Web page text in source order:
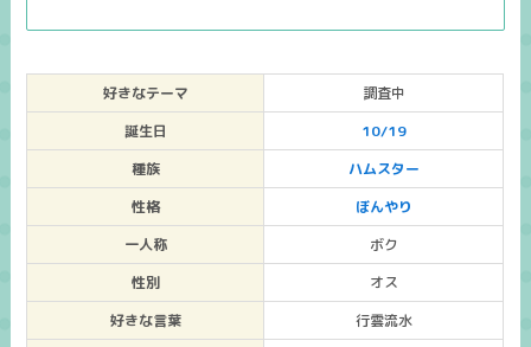
好きなテーマ
調査中
誕生日
10/19
種族
ハムスター
性格
ぼんやり
一人称
ボク
性別
オス
好きな言葉
行雲流水